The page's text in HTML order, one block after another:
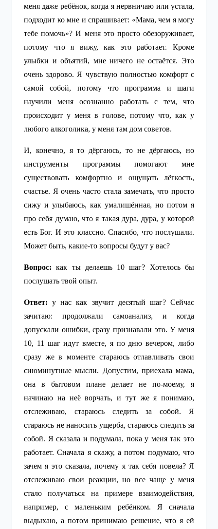
меня даже ребёнок, когда я нервничаю или устала,
подходит ко мне и спрашивает: «Мама, чем я могу
тебе помочь»? И меня это просто обезоруживает,
потому что я вижу, как это работает. Кроме
улыбки и объятий, мне ничего не остаётся. Это
очень здорово. Я чувствую полностью комфорт с
самой собой, потому что программа и шаги
научили меня осознанно работать с тем, что
происходит у меня в голове, потому что, как у
любого алкоголика, у меня там дом советов.
И, конечно, я то дёргаюсь, то не дёргаюсь, но
инструменты программы помогают мне
существовать комфортно и ощущать лёгкость,
счастье. Я очень часто стала замечать, что просто
сижу и улыбаюсь, как умалишённая, но потом я
про себя думаю, что я такая дура, дура, у которой
есть Бог. И это классно. Спасибо, что послушали.
Может быть, какие-то вопросы будут у вас?
Вопрос: как ты делаешь 10 шаг? Хотелось бы
послушать твой опыт.
Ответ: у нас как звучит десятый шаг? Сейчас
зачитаю: продолжали самоанализ, и когда
допускали ошибки, сразу признавали это. У меня
10, 11 шаг идут вместе, я по дню вечером, либо
сразу же в моменте стараюсь отлавливать свои
сиюминутные мысли. Допустим, приехала мама,
она в бытовом плане делает не по-моему, я
начинаю на неё ворчать, и тут же я понимаю,
отслеживаю, стараюсь следить за собой. Я
стараюсь не наносить ущерба, стараюсь следить за
собой. Я сказала и подумала, пока у меня так это
работает. Сначала я скажу, а потом подумаю, что
зачем я это сказала, почему я так себя повела? Я
отслеживаю свои реакции, но все чаще у меня
стало получаться на примере взаимодействия,
например, с маленьким ребёнком. Я сначала
выдыхаю, а потом принимаю решение, что я ей